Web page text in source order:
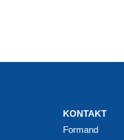
KONTAKT
Formand